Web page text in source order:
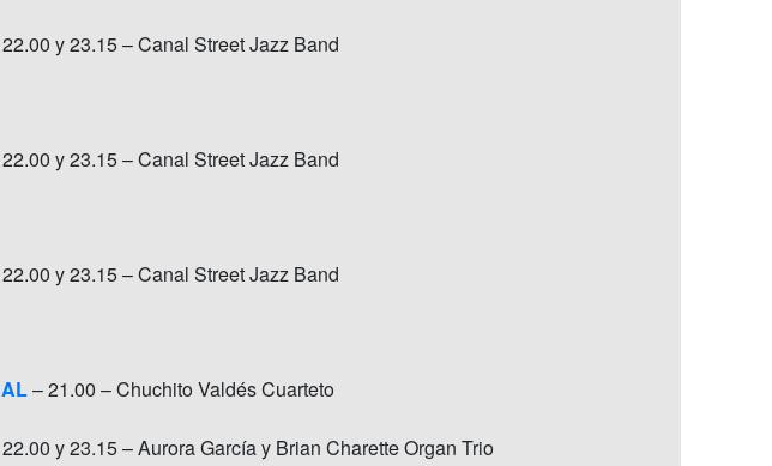
y 23.15 – Canal Street Jazz Band
y 23.15 – Canal Street Jazz Band
y 23.15 – Canal Street Jazz Band
– 21.00 – Chuchito Valdés Cuarteto
y 23.15 – Aurora García y Brian Charette Organ Trio